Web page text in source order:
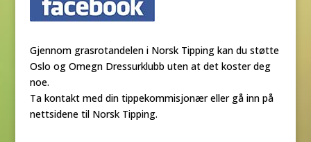
Gjennom grasrotandelen i Norsk Tipping kan du støtte
Oslo og Omegn Dressurklubb uten at det koster deg
noe.
Ta kontakt med din tippekommisjonær eller gå inn på
nettsidene til Norsk Tipping.